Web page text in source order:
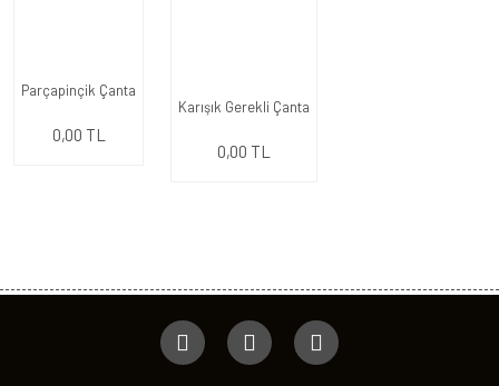
Parçapinçik Çanta
0,00 TL
Karışık Gerekli Çanta
0,00 TL